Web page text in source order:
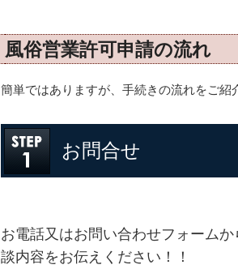
風俗営業許可申請の流れ
簡単ではありますが、手続きの流れをご紹
お問合せ
お電話又はお問い合わせフォームか
談内容をお伝えください！！